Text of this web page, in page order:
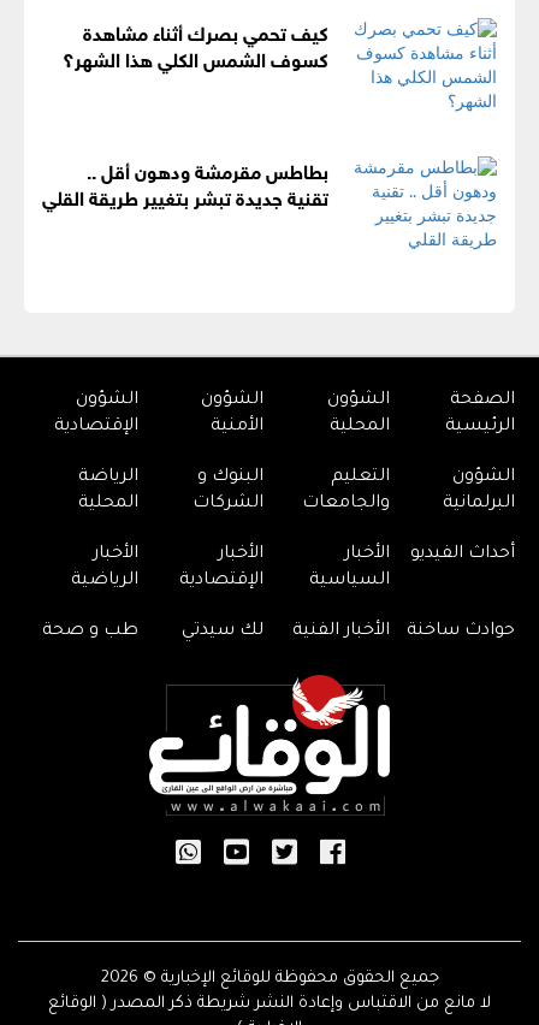
كيف تحمي بصرك أثناء مشاهدة
كسوف الشمس الكلي هذا الشهر؟
بطاطس مقرمشة ودهون أقل ..
تقنية جديدة تبشر بتغيير طريقة القلي
الصفحة
الرئيسية
الشؤون
المحلية
الشؤون
الأمنية
الشؤون
الإقتصادية
الشؤون
البرلمانية
التعليم
والجامعات
البنوك و
الشركات
الرياضة
المحلية
أحداث الفيديو
الأخبار
السياسية
الأخبار
الإقتصادية
الأخبار
الرياضية
حوادث ساخنة الأخبار الفنية لك سيدتي طب و صحة
جميع الحقوق محفوظة للوقائع الإخبارية © 2026
لا مانع من الاقتباس وإعادة النشر شريطة ذكر المصدر ( الوقائع